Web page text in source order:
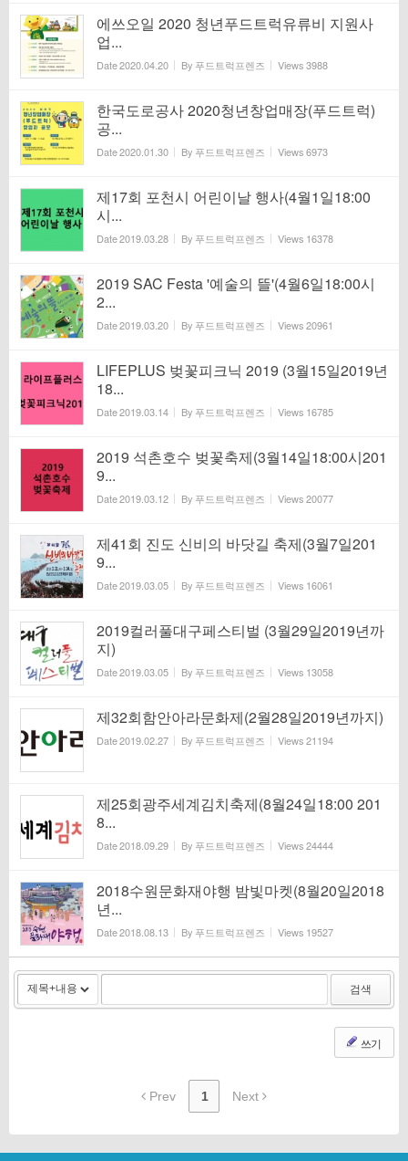
에쓰오일 2020 청년푸드트럭유류비 지원사
업...
Date2020.04.20 By 푸드트럭프렌즈 Views3988
한국도로공사 2020청년창업매장(푸드트럭)
공...
Date2020.01.30 By 푸드트럭프렌즈 Views6973
제17회 포천시 어린이날 행사(4월1일18:00
시...
Date2019.03.28 By 푸드트럭프렌즈 Views 16378
2019 SAC Festa '예술의 뜰'(4월6일18:00시
2...
Date2019.03.20 By 푸드트럭프렌즈 Views20961
LIFEPLUS 벚꽃피크닉 2019 (3월15일2019년
18...
Date2019.03.14 By 푸드트럭프렌즈 Views 16785
2019 석촌호수 벚꽃축제(3월14일18:00시201
9...
Date2019.03.12 By 푸드트럭프렌즈 Views20077
제41회 진도 신비의 바닷길 축제(3월7일201
9...
Date2019.03.05 By 푸드트럭프렌즈 Views 16061
2019컬러풀대구페스티벌 (3월29일2019년까
지)
Date2019.03.05 By 푸드트럭프렌즈 Views 13058
제32회함안아라문화제(2월28일2019년까지)
Date2019.02.27 By 푸드트럭프렌즈 Views21194
제25회광주세계김치축제(8월24일18:00 201
8...
Date2018.09.29 By 푸드트럭프렌즈 Views24444
2018수원문화재야행 밤빛마켓(8월20일2018
년...
Date2018.08.13 By 푸드트럭프렌즈 Views 19527
검색
쓰기
Prev 1 Next